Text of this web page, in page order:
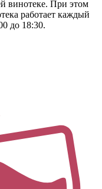
винотеке. При этом
работает каждый
до 18:30.